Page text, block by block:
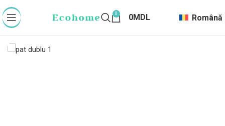
0 0MDL Română